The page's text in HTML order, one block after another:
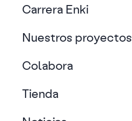
Carrera Enki
Nuestros proyectos
Colabora
Tienda